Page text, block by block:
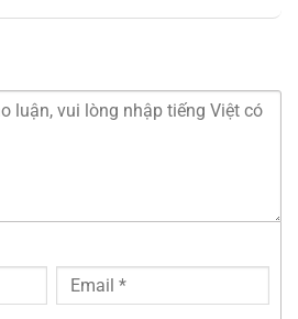
Time Spy của 3DMark, Nvidia
hơn 66% so với Intel Xe. Với card
tâm chơi một số game yêu cầu
thảo văn bản, hoặc lướt web thì
ồn xuất hiện giống như máy tính